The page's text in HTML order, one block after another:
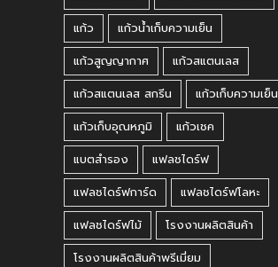
แก้ว
แก้วน้ำเก็บความเย็น
แก้วสูญญากาศ
แก้วสแตนเลส
แก้วสแตนเลส สกรีน
แก้วเก็บความเย็น
แก้วเก็บอุณหภูมิ
แก้วเชค
แบตสำรอง
แฟลชไดร์ฟ
แฟลชไดร์ฟการ์ด
แฟลชไดร์ฟโลหะ
แฟลชไดร์ฟไม้
โรงงานผลิตสินค้า
โรงงานผลิตสินค้าพรีเมี่ยม